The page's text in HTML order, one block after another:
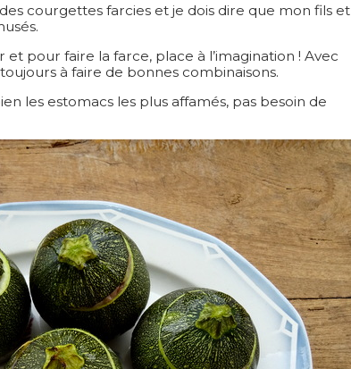
courgettes farcies et je dois dire que mon fils et
et pour faire la farce, place à l’imagination ! Avec
à faire de bonnes combinaisons.
les estomacs les plus affamés, pas besoin de